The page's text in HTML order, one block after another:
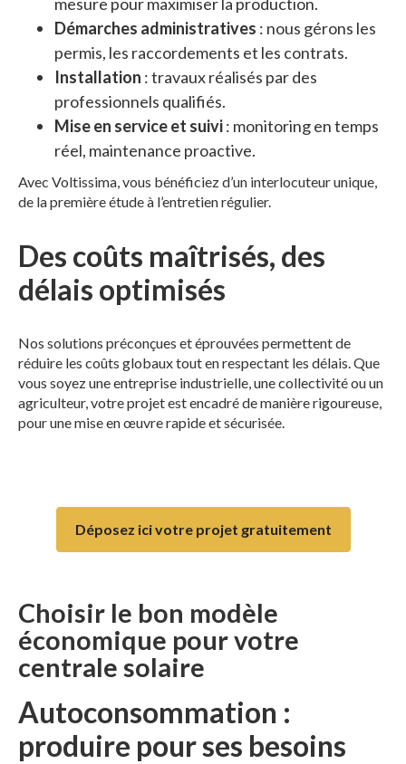
Démarches administratives : nous gérons les
permis, les raccordements et les contrats.
Installation : travaux réalisés par des
professionnels qualifiés.
Mise en service et suivi: monitoring en temps
réel, maintenance proactive.
Avec Voltissima, vous bénéficiez d’un interlocuteur unique,
de la première étude à l’entretien régulier.
Des coûts maîtrisés, des
délais optimisés
Nos solutions préconçues et éprouvées permettent de
réduire les coûts globaux tout en respectant les délais. Que
vous soyez une entreprise industrielle, une collectivité ou un
agriculteur, votre projet est encadré de manière rigoureuse,
pour une mise en œuvre rapide et sécurisée.
Déposez ici votre projet gratuitement
Choisir le bon modèle
économique pour votre
centrale solaire
Autoconsommation :
produire pour ses besoins